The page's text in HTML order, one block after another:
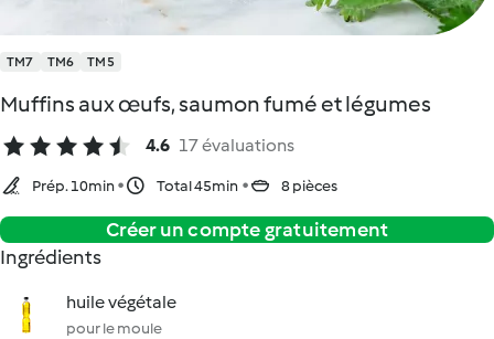
TM7 TM6 TM5
Muffins aux œufs, saumon fumé et légumes
4.6 17 évaluations
Prép. 10min Total 45min 8 pièces
Créer un compte gratuitement
Ingrédients
huile végétale
pour le moule